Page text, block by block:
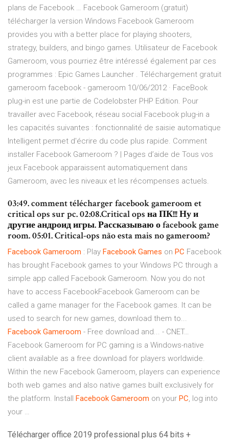
plans de Facebook … Facebook Gameroom (gratuit)
télécharger la version Windows Facebook Gameroom
provides you with a better place for playing shooters,
strategy, builders, and bingo games. Utilisateur de Facebook
Gameroom, vous pourriez être intéressé également par ces
programmes : Epic Games Launcher . Téléchargement gratuit
gameroom facebook - gameroom 10/06/2012 · FaceBook
plug-in est une partie de Codelobster PHP Edition. Pour
travailler avec Facebook, réseau social Facebook plug-in a
les capacités suivantes : fonctionnalité de saisie automatique
Intelligent permet d'écrire du code plus rapide. Comment
installer Facebook Gameroom ? | Pages d’aide de Tous vos
jeux Facebook apparaissent automatiquement dans
Gameroom, avec les niveaux et les récompenses actuels.
03:49. comment télécharger facebook gameroom et
critical ops sur pc. 02:08.Critical ops на ПК!!! Ну и
другие андроид игры. Рассказываю о facebook game
room. 05:01. Critical-ops não esta mais no gameroom?
Facebook Gameroom : Play Facebook Games on PC Facebook
has brought Facebook games to your Windows PC through a
simple app called Facebook Gameroom. Now you do not
have to access FacebookFacebook Gameroom can be
called a game manager for the Facebook games. It can be
used to search for new games, download them to...
Facebook Gameroom - Free download and... - CNET…
Facebook Gameroom for PC gaming is a Windows-native
client available as a free download for players worldwide.
Within the new Facebook Gameroom, players can experience
both web games and also native games built exclusively for
the platform. Install
Facebook Gameroom on your PC, log into
your …
Télécharger office 2019 professional plus 64 bits +